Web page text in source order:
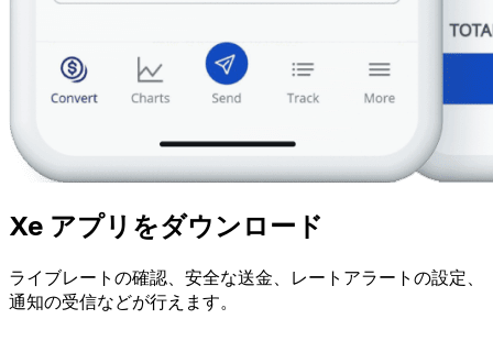
Xe アプリをダウンロード
ライブレートの確認、安全な送金、レートアラートの設定、
通知の受信などが行えます。